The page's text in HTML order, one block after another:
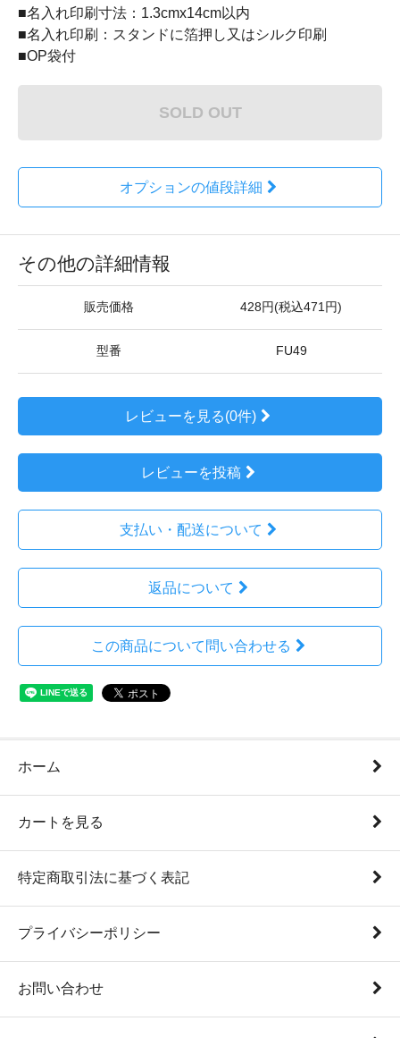
■名入れ印刷寸法：1.3cmx14cm以内
■名入れ印刷：スタンドに箔押し又はシルク印刷
■OP袋付
SOLD OUT
オプションの値段詳細
その他の詳細情報
販売価格 428円(税込471円)
型番 FU49
レビューを見る(0件)
レビューを投稿
支払い・配送について
返品について
この商品について問い合わせる
ホーム
カートを見る
特定商取引法に基づく表記
プライバシーポリシー
お問い合わせ